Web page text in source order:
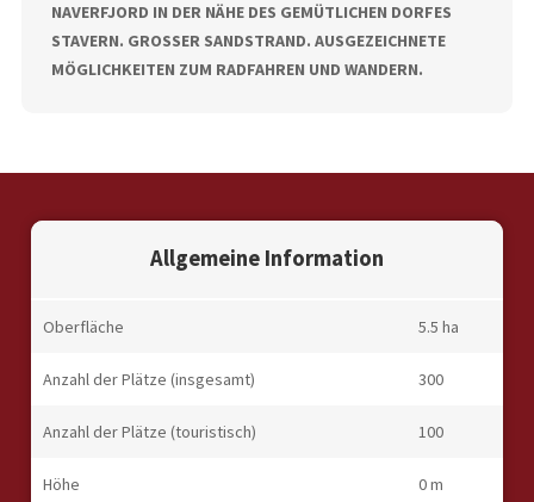
NAVERFJORD IN DER NÄHE DES GEMÜTLICHEN DORFES
STAVERN. GROSSER SANDSTRAND. AUSGEZEICHNETE M
ÖGLICHKEITEN ZUM RADFAHREN UND WANDERN.
Allgemeine Information
Oberfläche 5.5 ha
Anzahl der Plätze (insgesamt) 300
Anzahl der Plätze (touristisch) 100
Höhe 0 m